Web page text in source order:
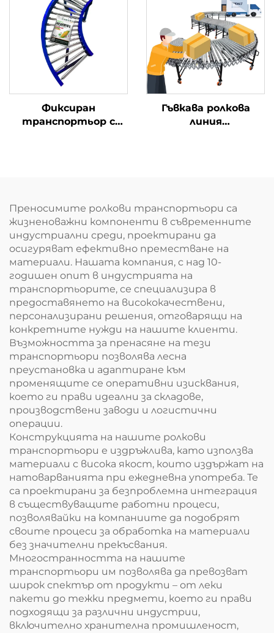
Фиксиран
транспортьор с
Гъвкава ролкова
линия
Преносимите ролкови транспортьори са
жизненоважни компоненти в съвременните
индустриални среди, проектирани да
осигуряват ефективно преместване на
материали. Нашата компания, с над 10-
годишен опит в индустрията на
транспортьорите, се специализира в
предоставянето на висококачествени,
персонализирани решения, отговарящи на
конкретните нужди на нашите клиенти.
Възможността за пренасяне на тези
транспортьори позволява лесна
преустановка и адаптиране към
променящите се оперативни изисквания,
което ги прави идеални за складове,
производствени заводи и логистични
операции.
Конструкцията на нашите ролкови
транспортьори е издръжлива, като използва
материали с висока якост, които издържат на
натоварванията при ежедневна употреба. Те
са проектирани за безпроблемна интеграция
в съществуващите работни процеси,
позволявайки на компаниите да подобрят
своите процеси за обработка на материали
без значителни прекъсвания.
Многостранността на нашите
транспортьори им позволява да превозват
широк спектър от продукти – от леки
пакети до тежки предмети, което ги прави
подходящи за различни индустрии,
включително хранителна промишленост,